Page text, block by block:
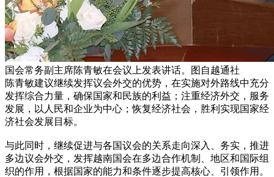
国会常务副主席陈青敏在会议上发表讲话。图自越通社
陈青敏建议继续发挥议会外交的优势，在实施对外路线中充分
发挥综合力量，确保国家和民族的利益；注重经济外交，服务
发展，以人民和企业为中心；恢复经济社会，胜利实现国家经
济社会发展目标。
与此同时，继续促进与各国议会的关系走向深入、务实，推进
多边议会外交，发挥越南国会在多边合作机制、地区和国际组
织的作用，根据国家的能力和条件逐步提高核心、引领作用。